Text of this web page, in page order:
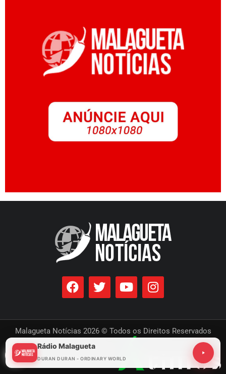
Malagueta Notícias 2026 © Todos os Direitos Reservados
Desenvolvido por
Rádio Malagueta
DURAN DURAN - ORDINARY WORLD